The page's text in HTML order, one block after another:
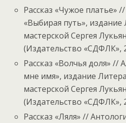
Рассказ «Чужое платье»
«Выбирая путь»,
мастерской Сергея
(Издательство «СДФЛК»,
Рассказ «Волчья доля» //
мне имя», издание
мастерской Сергея
(Издательство «СДФЛК»,
Рассказ «Ляля» //